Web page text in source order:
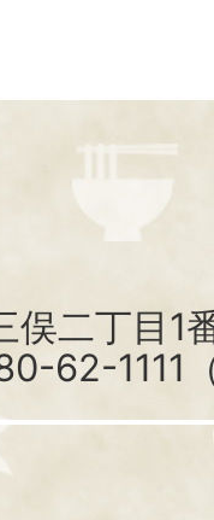
俣二丁目1
62-1111